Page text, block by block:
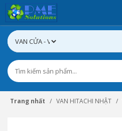
Trang nhất VAN HITACHI NHẬT